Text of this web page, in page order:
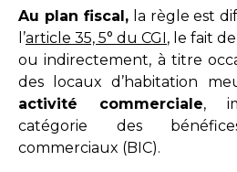
Au plan fiscal,la règle est
l’article 35, 5° du CGI, le fait
ou indirectement, à titre
des locaux d’habitation
activité commerciale,
catégorie des
commerciaux (BIC).